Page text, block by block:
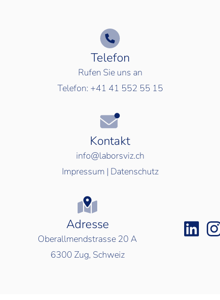
Telefon
Rufen Sie uns an
Telefon: +41 41 552 55 15
Kontakt
info@laborsviz.ch
Impressum | Datenschutz
Adresse
Oberallmendstrasse 20 A
6300 Zug, Schweiz